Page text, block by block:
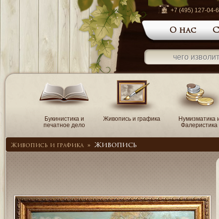
+7 (495) 127-04-
О нас
Букинистика и
печатное дело
Живопись и графика
Нумизматика
Фалеристика
Живопись и графика »Живопись